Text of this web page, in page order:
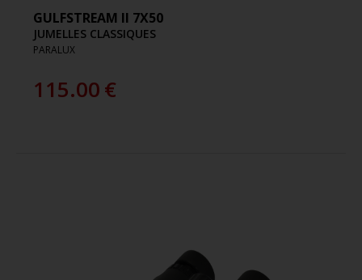
GULFSTREAM II 7X50
JUMELLES CLASSIQUES
PARALUX
115.00€